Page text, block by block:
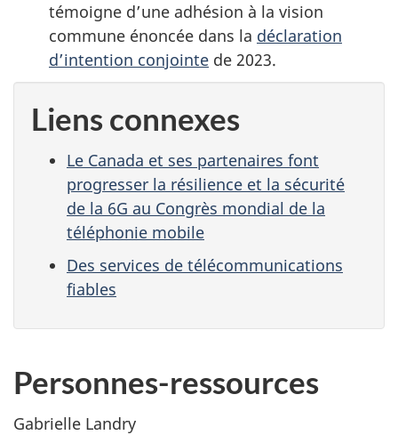
témoigne d’une adhésion à la vision
commune énoncée dans la déclaration
d’intention conjointe de 2023.
Liens connexes
Le Canada et ses partenaires font
progresser la résilience et la sécurité
de la 6G au Congrès mondial de la
téléphonie mobile
Des services de télécommunications
fiables
Personnes-ressources
Gabrielle Landry